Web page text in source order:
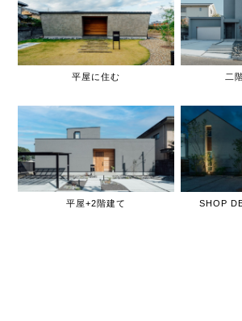
平屋に住む 二
平屋+2階建て SHOP